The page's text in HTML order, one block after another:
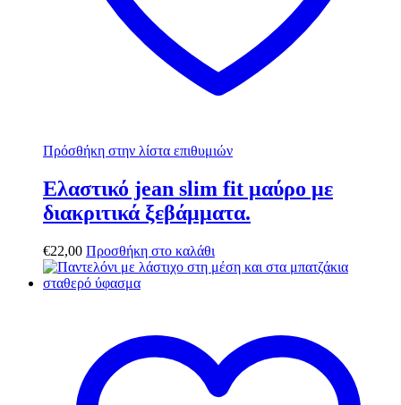
Πρόσθήκη στην λίστα επιθυμιών
Ελαστικό jean slim fit μαύρο με
διακριτικά ξεβάμματα.
€22,00 Προσθήκη στο καλάθι